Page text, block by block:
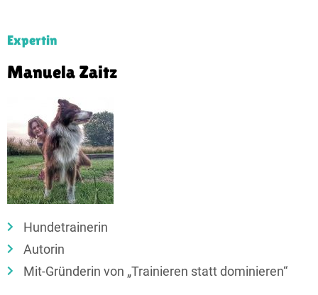
Expertin
Manuela Zaitz
Hundetrainerin
Autorin
Mit-Gründerin von „Trainieren statt dominieren“